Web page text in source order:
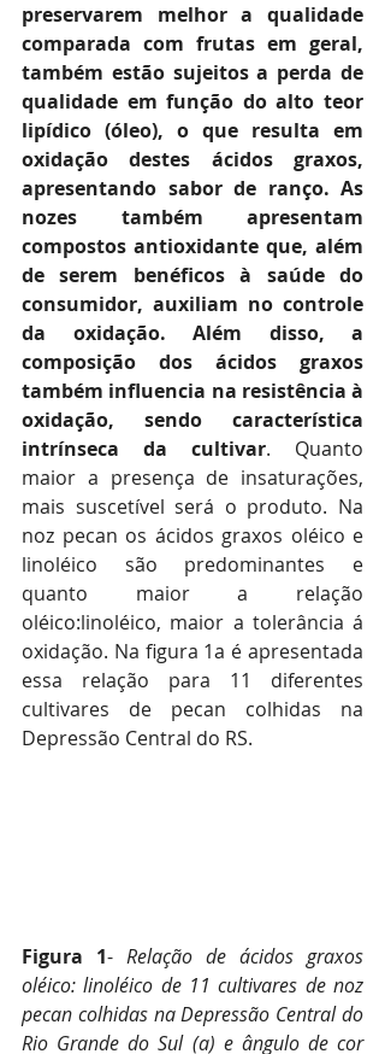
preservarem melhor a qualidade
comparada com frutas em geral,
também estão sujeitos a perda de
qualidade em função do alto teor
lipídico (óleo), o que resulta em
oxidação destes ácidos graxos,
apresentando sabor de ranço. As
nozes também apresentam
compostos antioxidante que, além
de serem benéficos à saúde do
consumidor, auxiliam no controle
da oxidação. Além disso, a
composição dos ácidos graxos
também influencia na resistência à
oxidação, sendo característica
intrínseca da cultivar. Quanto
maior a presença de insaturações,
mais suscetível será o produto. Na
noz pecan os ácidos graxos oléico e
linoléico são predominantes e
quanto maior a relação
oléico:linoléico, maior a tolerância á
oxidação. Na figura 1a é apresentada
essa relação para 11 diferentes
cultivares de pecan colhidas na
Depressão Central do RS.
Figura 1- Relação de ácidos graxos
oléico: linoléico de 11 cultivares de noz
pecan colhidas na Depressão Central do
Rio Grande do Sul (a) e ângulo de cor